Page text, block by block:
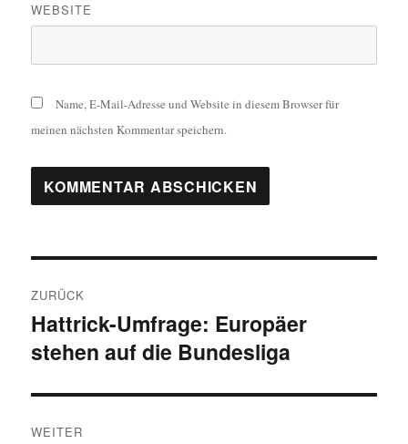
WEBSITE
Name, E-Mail-Adresse und Website in diesem Browser für
meinen nächsten Kommentar speichern.
ZURÜCK
Vorheriger
Beitrag:
Hattrick-Umfrage: Europäer
stehen auf die Bundesliga
WEITER